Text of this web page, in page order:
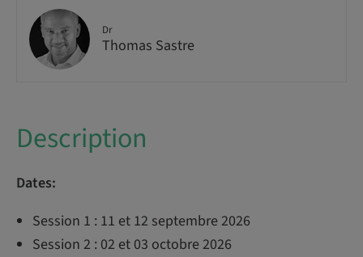
Dr
Thomas Sastre
Description
Dates:
Session 1 : 11 et 12 septembre 2026
Session 2 : 02 et 03 octobre 2026